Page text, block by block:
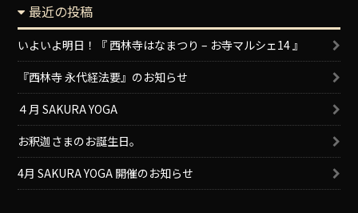
最近の投稿
いよいよ明日！『 西林寺はなまつり – お寺マルシェ14 』
『西林寺 永代経法要』のお知らせ
４月 SAKURA YOGA
お釈迦さまのお誕生日。
4月 SAKURA YOGA 開催のお知らせ